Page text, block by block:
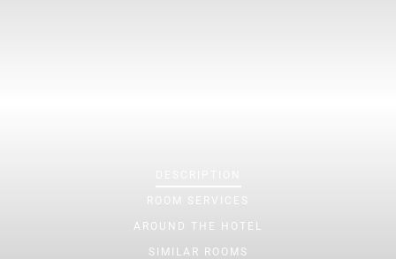
ROOM SERVICES
AROUND THE HOTEL
SIMILAR ROOMS